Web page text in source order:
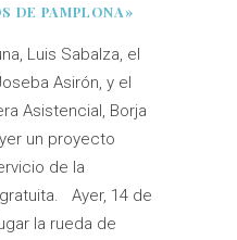
DE PAMPLONA»
Luis Sabalza, el
Asirón, y el
Asistencial, Borja
un proyecto
de la
Ayer, 14 de
la rueda de